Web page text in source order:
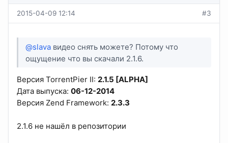
2015-04-09 12:14 #3
@slava видео снять можете? Потому что
ощущение что вы скачали 2.1.6.
Версия TorrentPier II: 2.1.5 [ALPHA]
Дата выпуска: 06-12-2014
Версия Zend Framework: 2.3.3
2.1.6 не нашёл в репозитории